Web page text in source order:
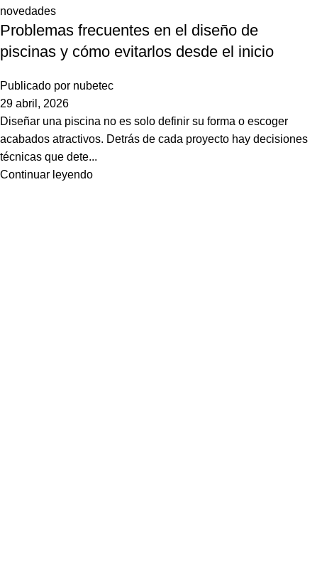
novedades
Problemas frecuentes en el diseño de
piscinas y cómo evitarlos desde el inicio
Publicado por nubetec
29 abril, 2026
Diseñar una piscina no es solo definir su forma o escoger
acabados atractivos. Detrás de cada proyecto hay decisiones
técnicas que dete...
Continuar leyendo